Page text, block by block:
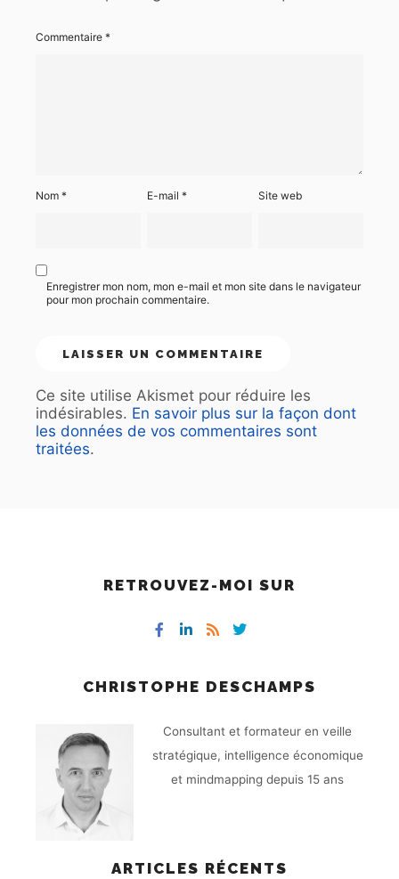
Commentaire *
Nom * E-mail* Site web
Enregistrer mon nom, mon e-mail et mon site dans le navigateur
pour mon prochain commentaire.
Ce site utilise Akismet pour réduire les
indésirables. En savoir plus sur la façon dont
les données de vos commentaires sont
traitées.
RETROUVEZ-MOI SUR
CHRISTOPHE DESCHAMPS
Consultant et formateur en veille
stratégique, intelligence économique
et mindmapping depuis 15 ans
ARTICLES RÉCENTS